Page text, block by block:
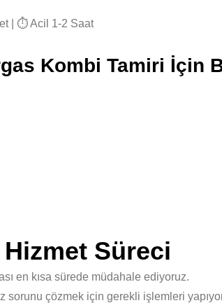
| ⏱️ Acil 1-2 Saat
Kombi Tamiri İçin
Süreci
en kısa sürede müdahale ediyoruz.
sorunu çözmek için gerekli işlemleri